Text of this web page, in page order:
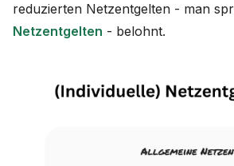
reduzierten Netzentgelten - man
Netzentgelten - belohnt.